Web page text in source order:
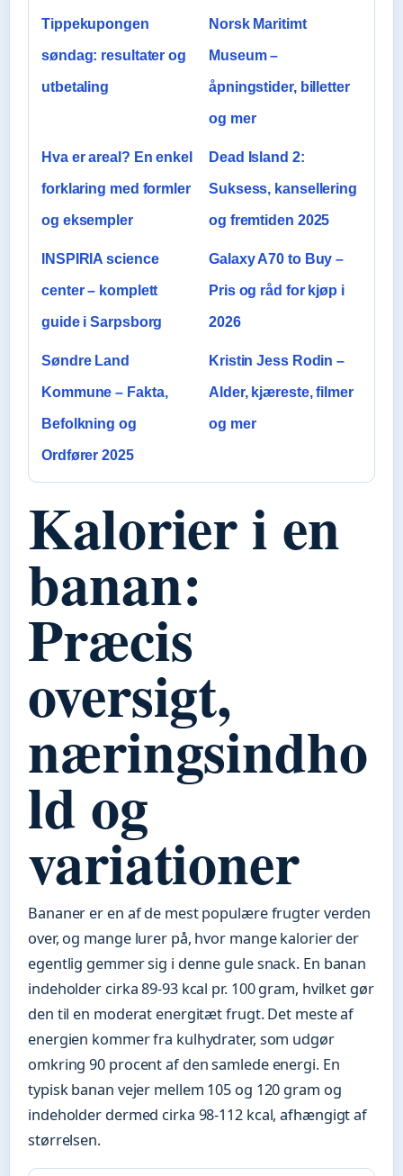
Tippekupongen
søndag: resultater og
utbetaling
Norsk Maritimt
Museum –
åpningstider, billetter
og mer
Hva er areal? En enkel
forklaring med formler
og eksempler
Dead Island 2:
Suksess, kansellering
og fremtiden 2025
INSPIRIA science
center – komplett
guide i Sarpsborg
Galaxy A70 to Buy –
Pris og råd for kjøp i
2026
Søndre Land
Kommune – Fakta,
Befolkning og
Ordfører 2025
Kristin Jess Rodin –
Alder, kjæreste, filmer
og mer
Kalorier i en
banan:
Præcis
oversigt,
næringsindho
ld og
variationer
Bananer er en af de mest populære frugter verden
over, og mange lurer på, hvor mange kalorier der
egentlig gemmer sig i denne gule snack. En banan
indeholder cirka 89-93 kcal pr. 100 gram, hvilket gør
den til en moderat energitæt frugt. Det meste af
energien kommer fra kulhydrater, som udgør
omkring 90 procent af den samlede energi. En
typisk banan vejer mellem 105 og 120 gram og
indeholder dermed cirka 98-112 kcal, afhængigt af
størrelsen.